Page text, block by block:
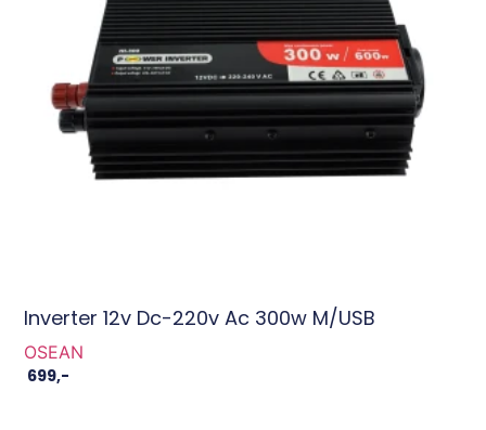
Inverter 12v Dc-220v Ac 300w M/USB
OSEAN
699,-